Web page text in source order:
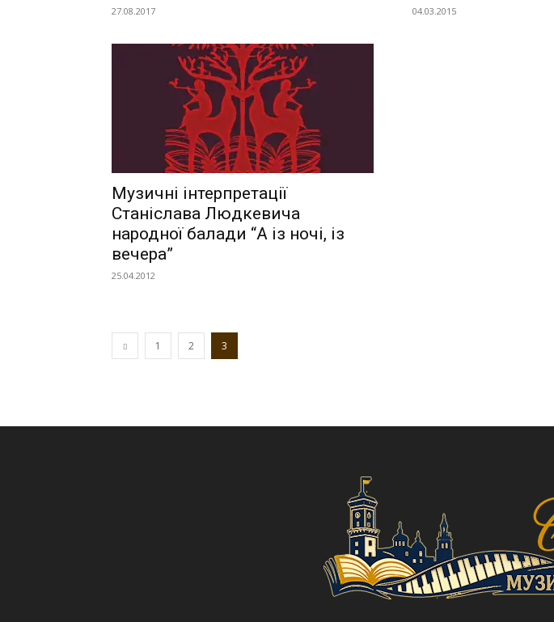
27.08.2017 04.03.2015
Музичні інтерпретації
Станіслава Людкевича
народної балади “А із ночі, із
вечера”
25.04.2012
1 2 3